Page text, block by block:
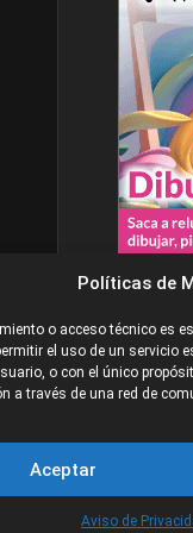
Políticas de
o acceso técnico es
el uso de un servicio
o con el único
a través de una red de
Aceptar
Aviso de